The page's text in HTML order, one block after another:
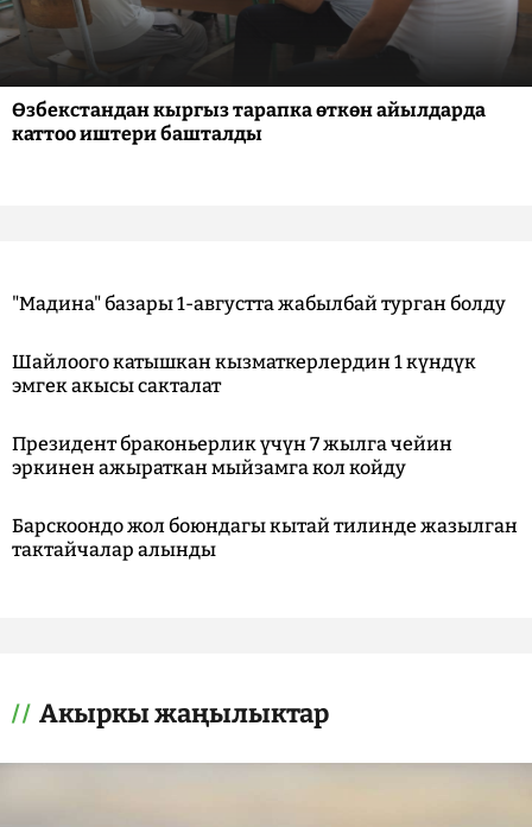
Өзбекстандан кыргыз тарапка өткөн айылдарда
каттоо иштери башталды
"Мадина" базары 1-августта жабылбай турган болду
Шайлоого катышкан кызматкерлердин 1 күндүк
эмгек акысы сакталат
Президент браконьерлик үчүн 7 жылга чейин
эркинен ажыраткан мыйзамга кол койду
Барскоондо жол боюндагы кытай тилинде жазылган
тактайчалар алынды
Акыркы жаңылыктар